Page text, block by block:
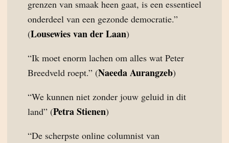
grenzen van smaak heen gaat, is een essentieel
onderdeel van een gezonde democratie.”
(Lousewies van der Laan)
“Ik moet enorm lachen om alles wat Peter
Breedveld roept.” (Naeeda Aurangzeb)
“We kunnen niet zonder jouw geluid in dit
land” (Petra Stienen)
“De scherpste online columnist van